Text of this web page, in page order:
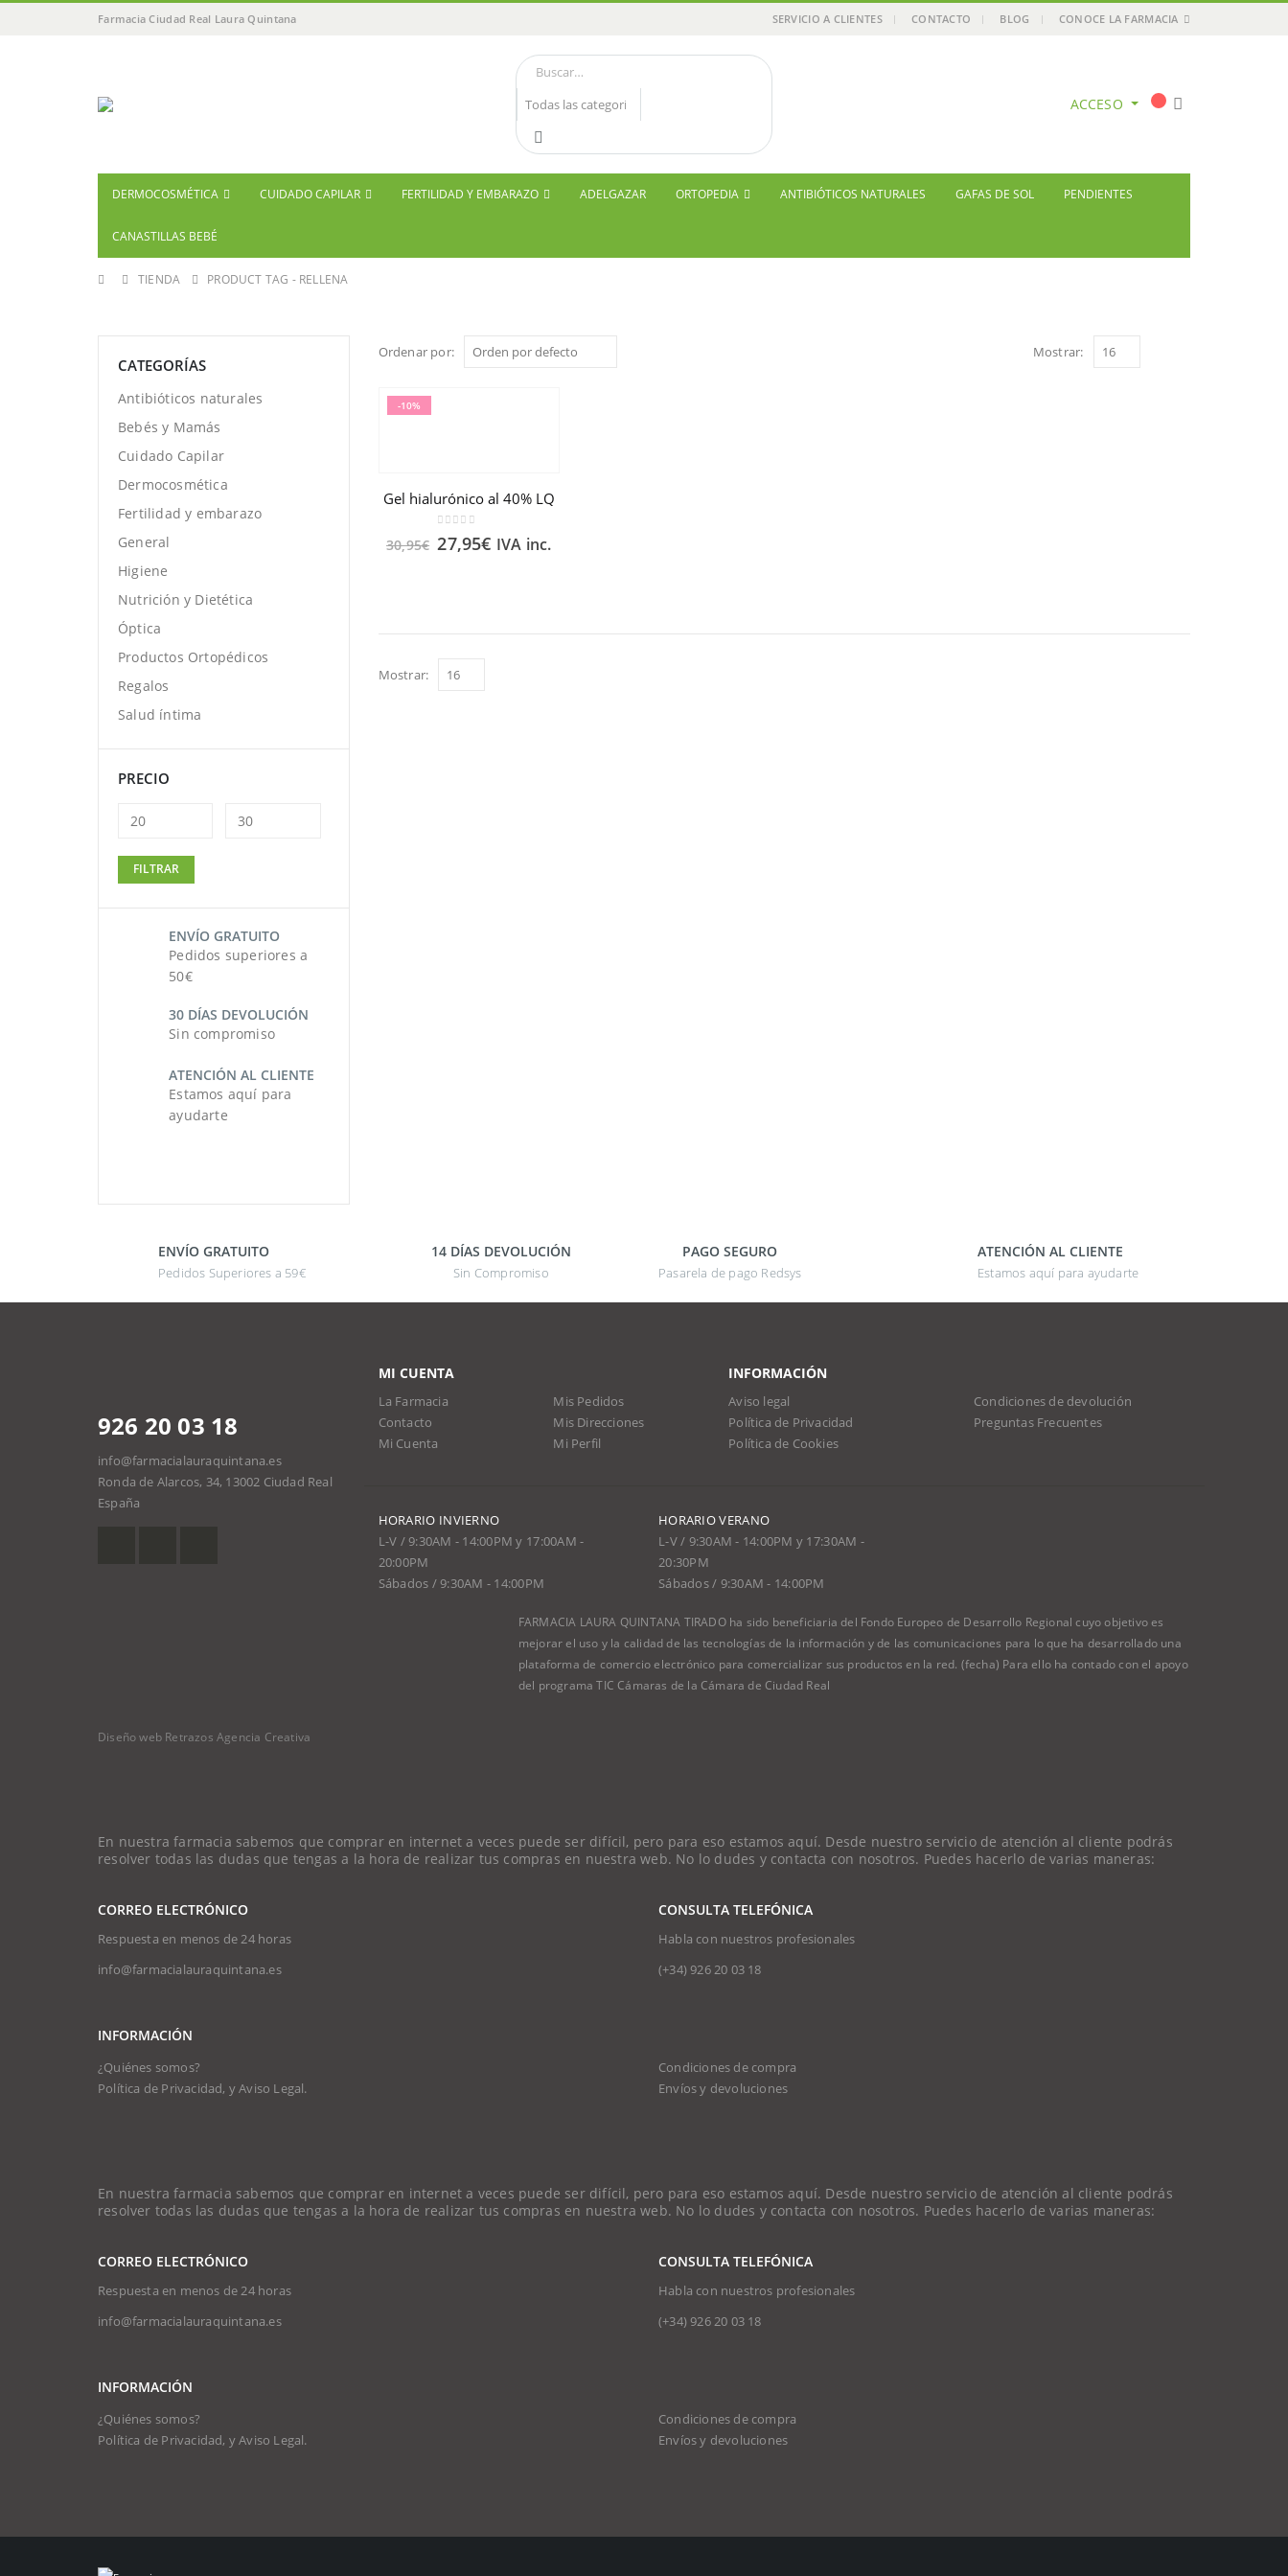
Farmacia Ciudad Real Laura Quintana SERVICIO A CLIENTES CONTACTO BLOG CONOCE LA FARMACIA
ACCESO
DERMOCOSMÉTICA CUIDADO CAPILAR FERTILIDAD Y EMBARAZO ADELGAZAR ORTOPEDIA ANTIBIÓTICOS NATURALES GAFAS DE SOL PENDIENTES
CANASTILLAS BEBÉ
TIENDA PRODUCT TAG - RELLENA
Ordenar por: Mostrar:
-10%
Gel hialurónico al 40% LQ
0out of 5
30,95€ 27,95€ IVA inc.
Mostrar:
CATEGORÍAS
Antibióticos naturales
Bebés y Mamás
Cuidado Capilar
Dermocosmética
Fertilidad y embarazo
General
Higiene
Nutrición y Dietética
Óptica
Productos Ortopédicos
Regalos
Salud íntima
PRECIO
mínimo
máximo
FILTRAR
ENVÍO GRATUITO
Pedidos superiores a
50€
30 DÍAS DEVOLUCIÓN
Sin compromiso
ATENCIÓN AL CLIENTE
Estamos aquí para
ayudarte
ENVÍO GRATUITO
Pedidos Superiores a 59€
14 DÍAS DEVOLUCIÓN
Sin Compromiso
PAGO SEGURO
Pasarela de pago Redsys
ATENCIÓN AL CLIENTE
Estamos aquí para ayudarte
926 20 03 18
info@farmacialauraquintana.es
Ronda de Alarcos, 34, 13002 Ciudad Real
España
MI CUENTA
La Farmacia
Contacto
Mi Cuenta
Mis Pedidos
Mis Direcciones
Mi Perfil
INFORMACIÓN
Aviso legal
Política de Privacidad
Política de Cookies
Condiciones de devolución
Preguntas Frecuentes
HORARIO INVIERNO
L-V / 9:30AM - 14:00PM y 17:00AM -
20:00PM
Sábados / 9:30AM - 14:00PM
HORARIO VERANO
L-V / 9:30AM - 14:00PM y 17:30AM -
20:30PM
Sábados / 9:30AM - 14:00PM
FARMACIA LAURA QUINTANA TIRADO ha sido beneficiaria del Fondo Europeo de Desarrollo Regional cuyo objetivo es
mejorar el uso y la calidad de las tecnologías de la información y de las comunicaciones para lo que ha desarrollado una
plataforma de comercio electrónico para comercializar sus productos en la red. (fecha) Para ello ha contado con el apoyo
del programa TIC Cámaras de la Cámara de Ciudad Real
Diseño web Retrazos Agencia Creativa
En nuestra farmacia sabemos que comprar en internet a veces puede ser difícil, pero para eso estamos aquí. Desde nuestro servicio de atención al cliente podrás
resolver todas las dudas que tengas a la hora de realizar tus compras en nuestra web. No lo dudes y contacta con nosotros. Puedes hacerlo de varias maneras:
CORREO ELECTRÓNICO
Respuesta en menos de 24 horas
info@farmacialauraquintana.es
CONSULTA TELEFÓNICA
Habla con nuestros profesionales
(+34) 926 20 03 18
INFORMACIÓN
¿Quiénes somos?
Política de Privacidad, y Aviso Legal.
Condiciones de compra
Envíos y devoluciones
En nuestra farmacia sabemos que comprar en internet a veces puede ser difícil, pero para eso estamos aquí. Desde nuestro servicio de atención al cliente podrás
resolver todas las dudas que tengas a la hora de realizar tus compras en nuestra web. No lo dudes y contacta con nosotros. Puedes hacerlo de varias maneras:
CORREO ELECTRÓNICO
Respuesta en menos de 24 horas
info@farmacialauraquintana.es
CONSULTA TELEFÓNICA
Habla con nuestros profesionales
(+34) 926 20 03 18
INFORMACIÓN
¿Quiénes somos?
Política de Privacidad, y Aviso Legal.
Condiciones de compra
Envíos y devoluciones